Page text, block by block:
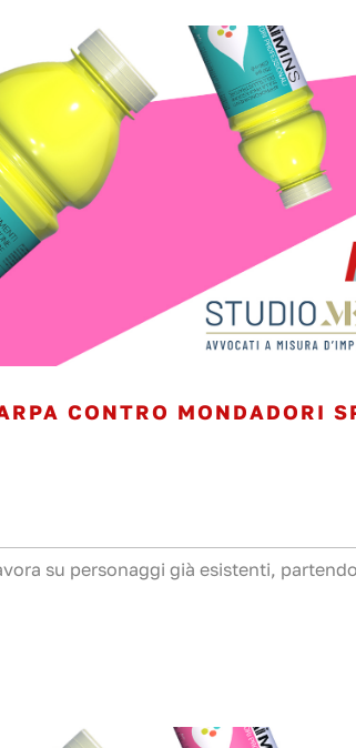
CONTRO MONDADORI
su personaggi già esistenti,